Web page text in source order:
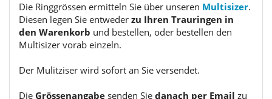
Die Ringgrössen ermitteln Sie über unseren Multisizer.
Diesen legen Sie entweder zu Ihren Trauringen in
den Warenkorb und bestellen, oder bestellen den
Multisizer vorab einzeln.
Der Mulitziser wird sofort an Sie versendet.
Die Grössenangabe senden Sie danach per Email zu